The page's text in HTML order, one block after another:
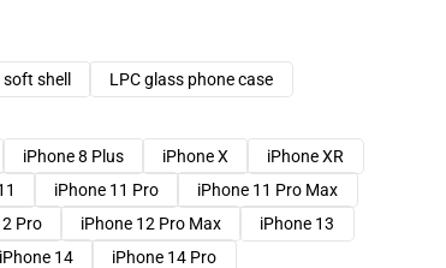
shell
LPC glass phone case
iPhone 8 Plus iPhone X
iPhone XR
iPhone 11 Pro
iPhone 11 Pro Max
Pro iPhone 12 Pro Max
iPhone 13
iPhone 14
iPhone 14 Pro